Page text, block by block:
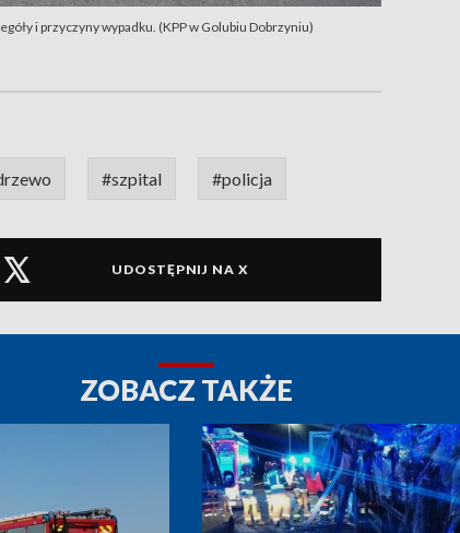
i przyczyny wypadku. (KPP w Golubiu Dobrzyniu)
#szpital #policja
UDOSTĘPNIJ NA X
ZOBACZ TAKŻE